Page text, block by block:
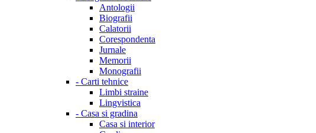
Antologii
Biografii
Calatorii
Corespondenta
Jurnale
Memorii
Monografii
- Carti tehnice
Limbi straine
Lingvistica
- Casa si gradina
Casa si interior